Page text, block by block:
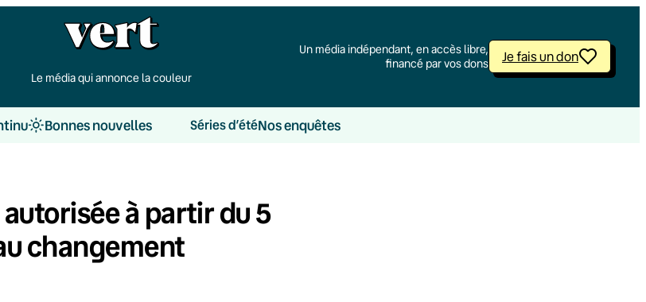
Le média qui annonce la couleur
Un média indépendant, en accès libre,
financé par vos dons
Je fais un don
Bonnes nouvelles Séries d’étéNos enquêtes
à partir du 5
changement